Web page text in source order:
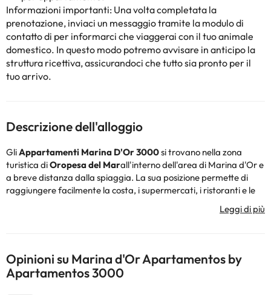
Informazioni importanti: Una volta completata la
prenotazione, inviaci un messaggio tramite la modulo di
contatto di per informarci che viaggerai con il tuo animale
domestico. In questo modo potremo avvisare in anticipo la
struttura ricettiva, assicurandoci che tutto sia pronto per il
tuo arrivo.
Descrizione dell'alloggio
GliAppartamenti Marina D'Or 3000si trovano nella zona
turistica diOropesa del Marall'interno dell'area di Marina d'Or e
a breve distanza dalla spiaggia. La sua posizione permette di
raggiungere facilmente la costa, i supermercati, i ristoranti e le
appartamenti con 1 e 2 camere da letto,
divano letto, cucina attrezzata con stoviglie di base, frigorifero,
microonde e piano cottura, bagno completo e terrazza. Questa
configurazione facilita i soggiorni indipendenti adatti a famiglie o
Opinioni su Marina d'Or Apartamentos by
Apartamentos 3000